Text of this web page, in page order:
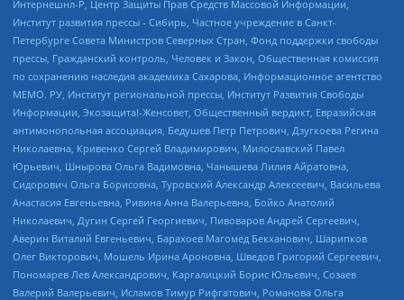
Интернешнл-Р, Центр Защиты Прав Средств Массовой Информации,
Институт развития прессы - Сибирь, Частное учреждение в Санкт-
Петербурге Совета Министров Северных Стран, Фонд поддержки свободы
прессы, Гражданский контроль, Человек и Закон, Общественная комиссия
по сохранению наследия академика Сахарова, Информационное агентство
МЕМО. РУ, Институт региональной прессы, Институт Развития Свободы
Информации, Экозащита!-Женсовет, Общественный вердикт, Евразийская
антимонопольная ассоциация, Бедушев Петр Петрович, Дзугкоева Регина
Николаевна, Кривенко Сергей Владимирович, Милославский Павел
Юрьевич, Шнырова Ольга Вадимовна, Чанышева Лилия Айратовна,
Сидорович Ольга Борисовна, Туровский Александр Алексеевич, Васильева
Анастасия Евгеньевна, Ривина Анна Валерьевна, Бойко Анатолий
Николаевич, Дугин Сергей Георгиевич, Пивоваров Андрей Сергеевич,
Аверин Виталий Евгеньевич, Барахоев Магомед Бекханович, Шарипков
Олег Викторович, Мошель Ирина Ароновна, Шведов Григорий Сергеевич,
Пономарев Лев Александрович, Каргалицкий Борис Юльевич, Созаев
Валерий Валерьевич, Исламов Тимур Рифгатович, Романова Ольга